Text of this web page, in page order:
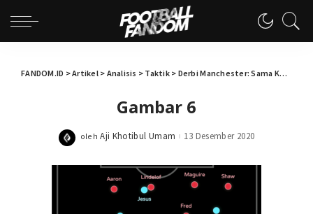
FANDOM.ID >Artikel> Analisis > Taktik> Derbi Manchester: Sama Kuat dalam Bertahan
Gambar 6
Posted
oleh Aji Khotibul Umam 13 Desember 2020